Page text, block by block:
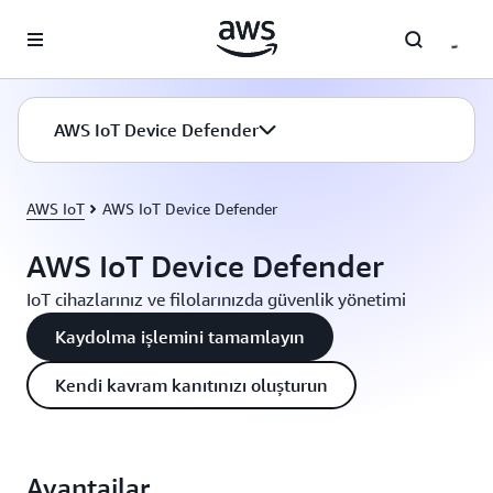
AWS IoT Device Defender
AWS IoT AWS IoT Device Defender
AWS IoT Device Defender
IoT cihazlarınız ve filolarınızda güvenlik yönetimi
Kaydolma işlemini tamamlayın
Kendi kavram kanıtınızı oluşturun